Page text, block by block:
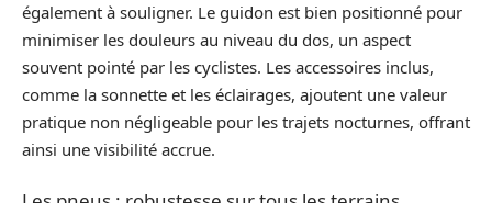
également à souligner. Le guidon est bien positionné pour
minimiser les douleurs au niveau du dos, un aspect
souvent pointé par les cyclistes. Les accessoires inclus,
comme la sonnette et les éclairages, ajoutent une valeur
pratique non négligeable pour les trajets nocturnes, offrant
ainsi une visibilité accrue.